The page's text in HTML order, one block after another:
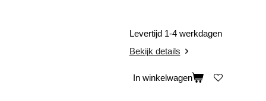
Levertijd 1-4 werkdagen
Bekijk details
In winkelwagen